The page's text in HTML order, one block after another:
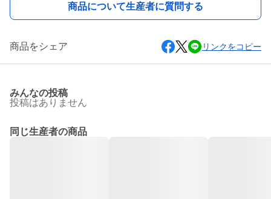
商品について生産者に質問する
商品をシェア リンクをコピー
みんなの投稿
投稿はありません
同じ生産者の商品